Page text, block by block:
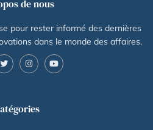
de nous
pour rester informé des dernières
dans le monde des affaires.